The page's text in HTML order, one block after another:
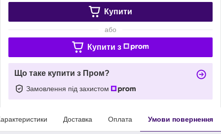
Купити
або
Купити з
Що таке купити з Пром?
Замовлення під захистом
Доставка Оплата Умови повернення